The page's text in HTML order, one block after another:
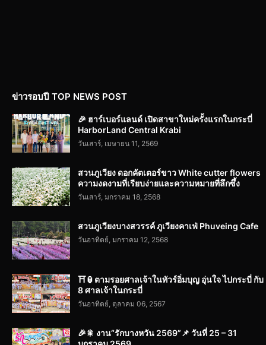
ข่าวรอบปี TOP NEWS POST
🎉 ฮาร์เบอร์แลนด์ เปิดสาขาใหม่ครั้งแรกในกระบี่
HarborLand Central Krabi
วันเสาร์, เมษายน 11, 2569
สวนภูเวียง ดอกคัตเตอร์ขาว White cutter flowers
ความงดงามที่เรียบง่ายและความหมายที่ลึกซึ้ง
วันเสาร์, มกราคม 18, 2568
สวนภูเวียงบางสวรรค์ ภูเวียงคาเฟ่ Phuveing Cafe
วันอาทิตย์, มกราคม 12, 2568
⛩️🏮ตามรอยศาลเจ้าในทัวร์อิ่มบุญ อุ่นใจ ไปกระบี่ กับ
8 ศาลเจ้าในกระบี่
วันอาทิตย์, ตุลาคม 06, 2567
🎉🎇 งาน“รักบางหวัน 2569”📌 วันที่ 25 – 31